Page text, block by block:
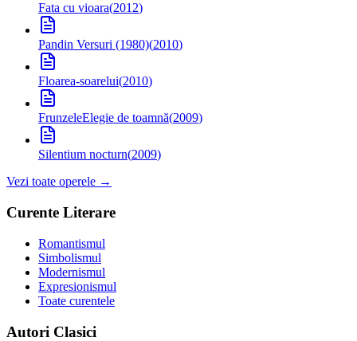
Fata cu vioara(2012)
Pandin Versuri (1980)(2010)
Floarea-soarelui(2010)
FrunzeleElegie de toamnă(2009)
Silentium nocturn(2009)
Vezi toate operele →
Curente Literare
Romantismul
Simbolismul
Modernismul
Expresionismul
Toate curentele
Autori Clasici